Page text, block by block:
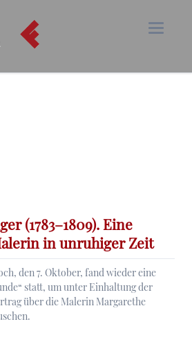
(1783–1809). Eine
in unruhiger Zeit
den 7. Oktober, fand wieder eine
statt, um unter Einhaltung der
über die Malerin Margarethe